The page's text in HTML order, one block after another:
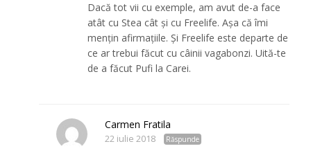
Dacă tot vii cu exemple, am avut de-a face
atât cu Stea cât și cu Freelife. Așa că îmi
mențin afirmațiile. Și Freelife este departe de
ce ar trebui făcut cu câinii vagabonzi. Uită-te
de a făcut Pufi la Carei.
Carmen Fratila
22 iulie 2018 Răspunde